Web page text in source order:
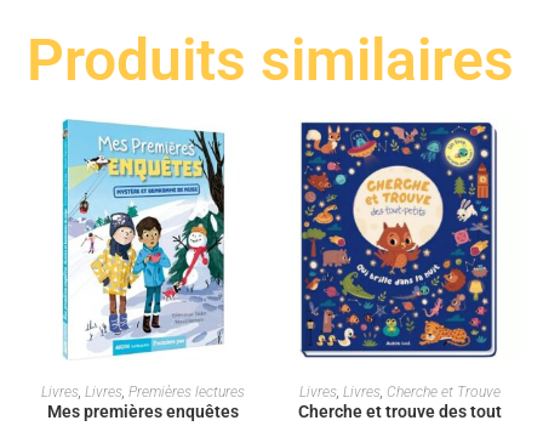
Produits similaires
AJOUTER AU PANIER
Livres,Livres,Premières lectures
Mes premières enquêtes
AJOUTER AU PANIER
Livres, Livres, Cherche et Trouve
Cherche et trouve des tout